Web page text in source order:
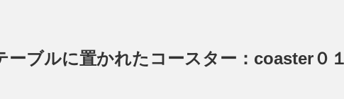
ーブルに置かれたコースター：coaster０